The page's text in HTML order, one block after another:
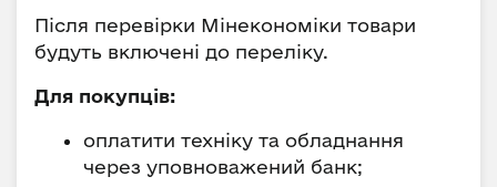
Після перевірки Мінекономіки товари
будуть включені до переліку.
Для покупців:
оплатити техніку та обладнання
через уповноважений банк;